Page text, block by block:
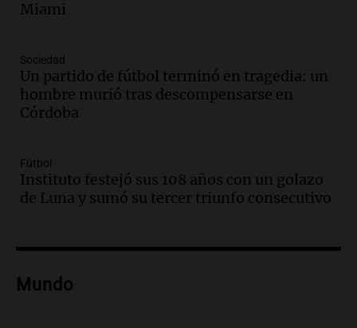
comunicacional del Gobierno
Episodios
Audio.Casabindo se prepara para una
celebración única: 30.000 turistas y el
tradicional Toreo de la Vincha
Audio.Borges, abogada de Pourrain:
"Tres hombres se lo llevaron para
hacerle preguntas y nunca regresó"
Episodios
metros del río Suquía y retiraron hasta
Miami
Sociedad
Un partido de fútbol terminó en tragedia: un
hombre murió tras descompensarse en
Córdoba
Fútbol
Instituto festejó sus 108 años con un golazo
de Luna y sumó su tercer triunfo consecutivo
Mundo